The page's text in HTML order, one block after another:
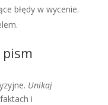
błędy w wycenie.
pism
Unikaj
i